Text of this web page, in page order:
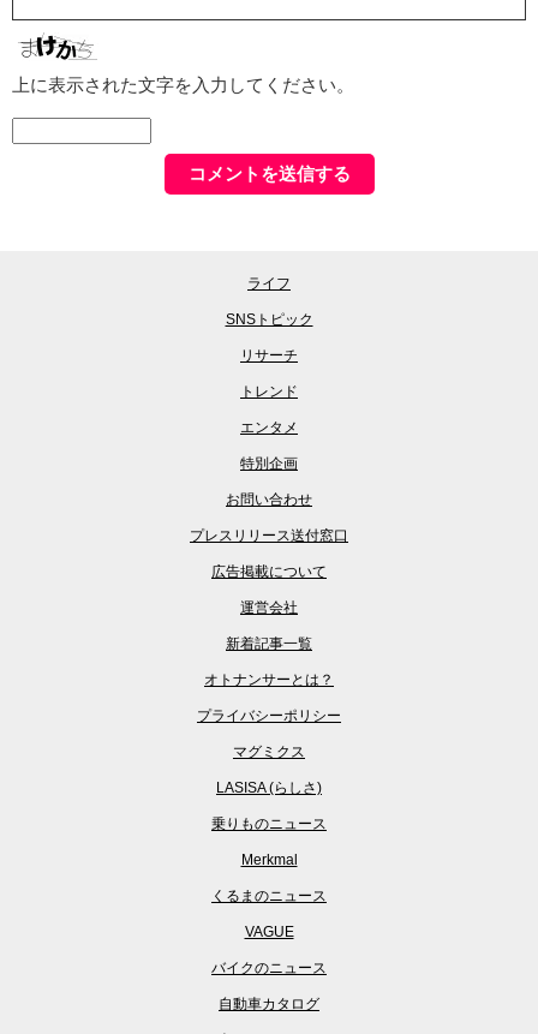
上に表示された文字を入力してください。
ライフ
SNSトピック
リサーチ
トレンド
エンタメ
特別企画
お問い合わせ
プレスリリース送付窓口
広告掲載について
運営会社
新着記事一覧
オトナンサーとは？
プライバシーポリシー
マグミクス
LASISA (らしさ)
乗りものニュース
Merkmal
くるまのニュース
VAGUE
バイクのニュース
自動車カタログ